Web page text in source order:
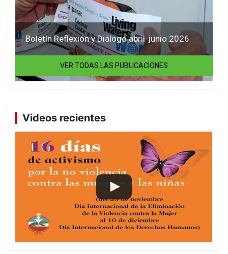
Boletín Reflexión y Diálogo abril-junio 2026
VER TODAS LAS PUBLICACIONES
Videos recientes